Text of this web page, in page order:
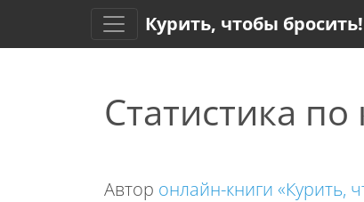
Курить, чтобы бросить!
Статистика
Автор онлайн-книги «Курить,